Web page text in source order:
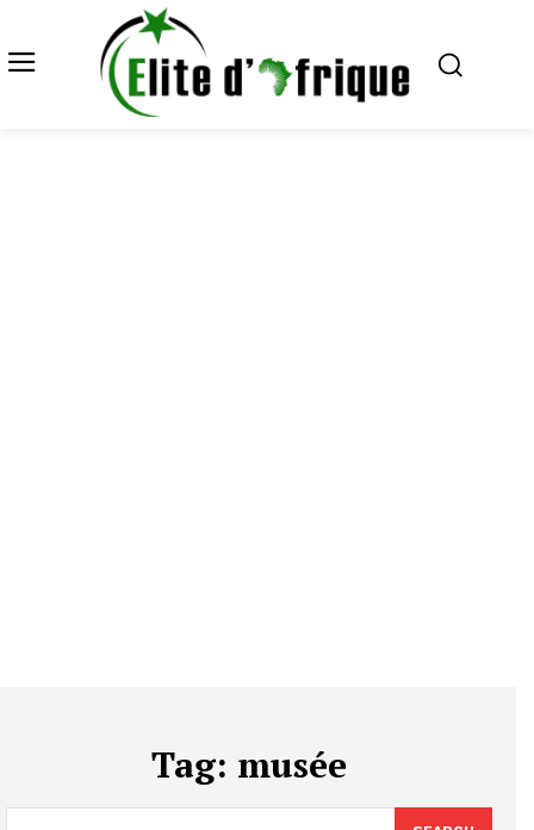
Tag: musée